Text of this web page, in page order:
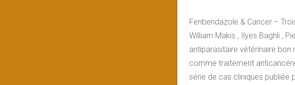
Fenbendazole & Cancer –
William Makis , Ilyes Baghli ,
antiparasitaire vétérinaire bon
comme traitement
série de cas cliniques publiée